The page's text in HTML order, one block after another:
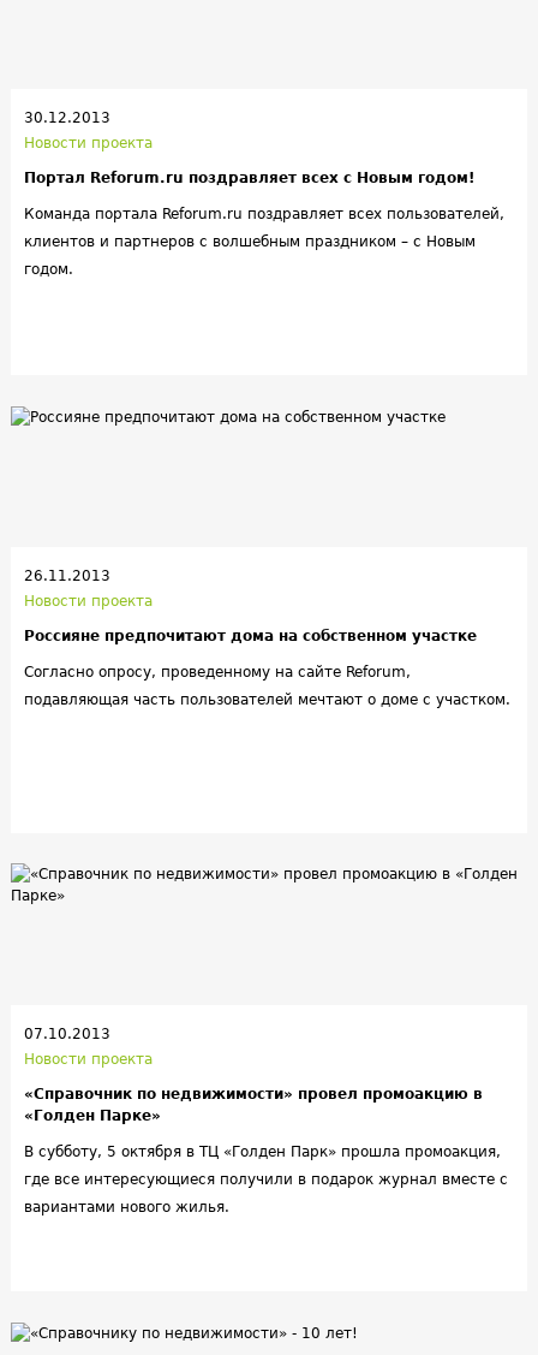
30.12.2013
Новости проекта
Портал Reforum.ru поздравляет всех с Новым годом!
Команда портала Reforum.ru поздравляет всех пользователей,
клиентов и партнеров с волшебным праздником – с Новым
годом.
26.11.2013
Новости проекта
Россияне предпочитают дома на собственном участке
Согласно опросу, проведенному на сайте Reforum,
подавляющая часть пользователей мечтают о доме с участком.
07.10.2013
Новости проекта
«Справочник по недвижимости» провел промоакцию в
«Голден Парке»
В субботу, 5 октября в ТЦ «Голден Парк» прошла промоакция,
где все интересующиеся получили в подарок журнал вместе с
вариантами нового жилья.